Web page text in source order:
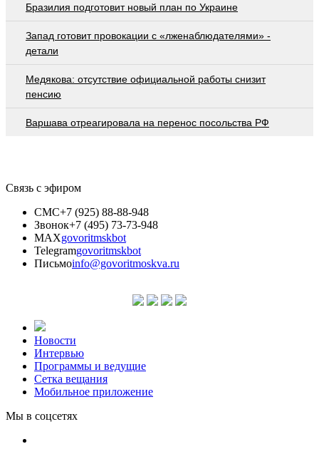
Бразилия подготовит новый план по Украине
Запад готовит провокации с «лженаблюдателями» -
детали
Медякова: отсутствие официальной работы снизит
пенсию
Варшава отреагировала на перенос посольства РФ
Связь с эфиром
СМС+7 (925) 88-88-948
Звонок+7 (495) 73-73-948
MAXgovoritmskbot
Telegramgovoritmskbot
Письмоinfo@govoritmoskva.ru
Новости
Интервью
Программы и ведущие
Сетка вещания
Мобильное приложение
Мы в соцсетях